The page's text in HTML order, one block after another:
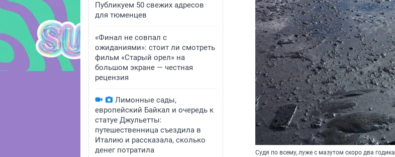
Публикуем 50 свежих адресов
для тюменцев
«Финал не совпал с
ожиданиями»: стоит ли смотреть
фильм «Старый орел» на
большом экране — честная
рецензия
Лимонные сады,
европейский Байкал и очередь к
статуе Джульетты:
путешественница съездила в
Италию и рассказала, сколько
денег потратила
Судя по всему, луже с мазутом скоро два годика